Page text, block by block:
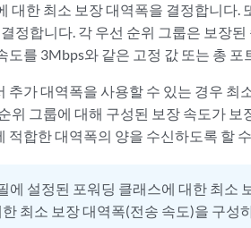
대한 최소 보장 대역폭을 결정합니다.
정합니다. 각 우선 순위 그룹은 보장
도를 3Mbps와 같은 고정 값 또는 총
추가 대역폭을 사용할 수 있는 경우 최
위 그룹에 대해 구성된 보장 속도가 보
적합한 대역폭의 양을 수신하도록 할
에 설정된 포워딩 클래스에 대한 최소
최소 보장 대역폭(전송 속도)을 구성